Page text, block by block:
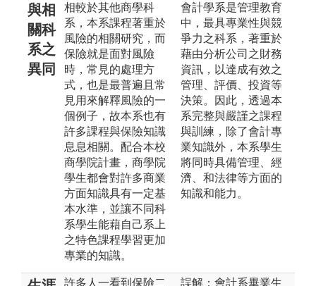
與相
關科
系之
異同
相較於其他商學科
系，本系課程著重於
風險的相關研究，而
保險就是面對風險
時，常見的處理方
式，也是最普遍且常
見用來解釋風險的一
個例子，故本系也有
許多課程與保險知識
息息相關。配合本校
商學院計畫，商學院
學生都會對許多商業
方面知識具有一定基
本水準，並讓不同科
系學生能藉自己系上
之特色課程學習更加
專業的知識。
會計學系是管理教育
中，最具專業性與競
爭力之科系，著重於
藉由分析公司之財務
資訊，以達成有效之
管理、評價、投資等
決策。因此，透過本
系完整與嚴謹之課程
與訓練，除了會計專
業知識外，本系學生
將同時具備管理、經
濟、和法律等方面的
知識和能力。
許多人一看到保險二
誤解：會計系畢業生